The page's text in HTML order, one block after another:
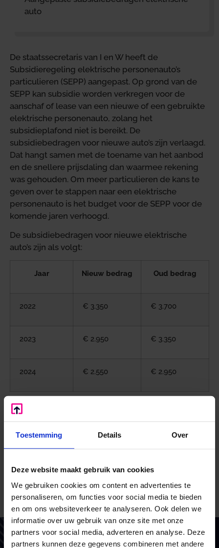
Toestemming Details Over
Deze website maakt gebruik van cookies
We gebruiken cookies om content en advertenties te
personaliseren, om functies voor social media te bieden
en om ons websiteverkeer te analyseren. Ook delen we
informatie over uw gebruik van onze site met onze
partners voor social media, adverteren en analyse. Deze
partners kunnen deze gegevens combineren met andere
auto
De staatssecretaris van I en W heeft de
Subsidieregeling elektrische personenauto’s
particulieren (SEPP) aangepast. Op grond van de
SEPP kan subsidie worden verkregen voor de
aanschaf of lease van een nieuwe of een gebruikte
elektrische personenauto, zolang het
subsidieplafond niet is bereikt. De
subsidiebedragen voor nieuwe auto’s zijn verlaagd.
Dat hangt samen met de toename van het aanbod
en de snellere prijsdaling dan waarmee rekening
was gehouden. Om meer particulieren de kans te
geven over te stappen naar een elektrische
personenauto is het budget voor de SEPP voor de
komende jaren verhoogd.
De subsidiebedragen voor nieuwe elektrische
auto’s zijn als volgt:
Jaar Nieuw bedrag Oud bedrag
2022 € 3.350 € 3.700
2023 € 2.950 € 3.350
2024 € 2.550 € 2.950
De voorwaarde, dat de aanvraag van de subsidie
binnen 60 dagen na de datum van ondertekening
ingediend, is vervallen. Vanwege de jaarlijkse
van binnenkomst is er voldoende prikkel om de
Bron: Overig | besluit | nr. IENW/BSK-2021/293888,
Staatscourant 2021, Nr. 47430 | 16-12-2021
Vertrouw op BoekZo, net als